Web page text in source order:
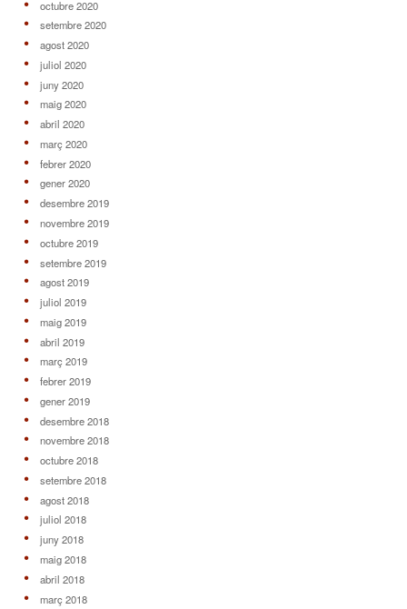
octubre 2020
setembre 2020
agost 2020
juliol 2020
juny 2020
maig 2020
abril 2020
març 2020
febrer 2020
gener 2020
desembre 2019
novembre 2019
octubre 2019
setembre 2019
agost 2019
juliol 2019
maig 2019
abril 2019
març 2019
febrer 2019
gener 2019
desembre 2018
novembre 2018
octubre 2018
setembre 2018
agost 2018
juliol 2018
juny 2018
maig 2018
abril 2018
març 2018